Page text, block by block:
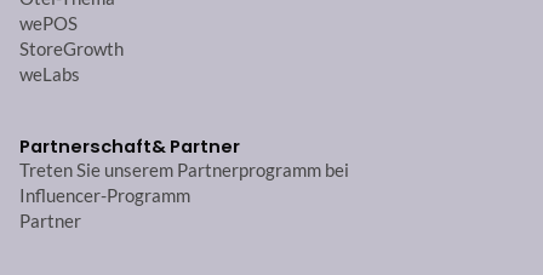
wePOS
StoreGrowth
weLabs
Partnerschaft& Partner
Treten Sie unserem Partnerprogramm bei
Influencer-Programm
Partner